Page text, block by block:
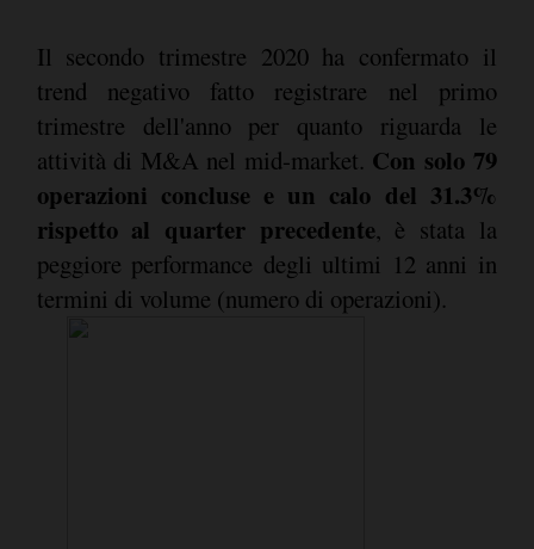
Il secondo trimestre 2020 ha confermato il
trend negativo fatto registrare nel primo
trimestre dell'anno per quanto riguarda le
attività di M&A nel mid-market. Con solo 79
operazioni concluse e un calo del 31.3%
rispetto al quarter precedente, è stata la
peggiore performance degli ultimi 12 anni in
termini di volume (numero di operazioni).